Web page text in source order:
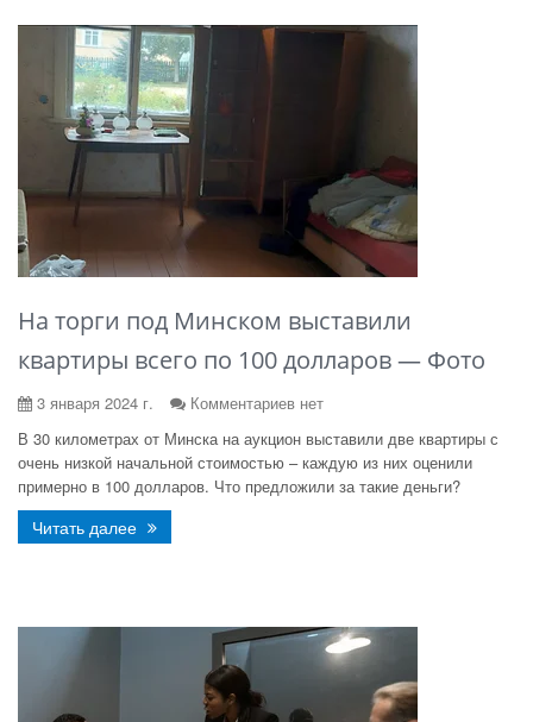
На торги под Минском выставили
квартиры всего по 100 долларов — Фото
3 января 2024 г.
Комментариев нет
В 30 километрах от Минска на аукцион выставили две квартиры с
очень низкой начальной стоимостью – каждую из них оценили
примерно в 100 долларов. Что предложили за такие деньги?
Читать далее